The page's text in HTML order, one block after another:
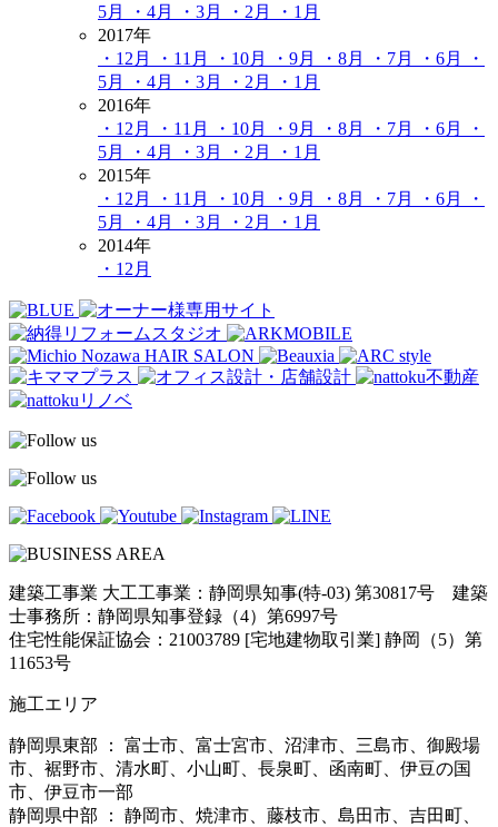
5月
・4月 ・3月 ・2月
・1月
2017年
・12月
・11月 ・10月 ・9月 ・8月 ・7月 ・6月
・
5月
・4月 ・3月 ・2月
・1月
2016年
・12月
・11月 ・10月 ・9月 ・8月 ・7月 ・6月
・
5月
・4月 ・3月 ・2月
・1月
2015年
・12月
・11月 ・10月 ・9月 ・8月 ・7月 ・6月
・
5月
・4月 ・3月 ・2月
・1月
2014年
・12月
建築工事業 大工工事業：静岡県知事(特-03) 第30817号 建築
士事務所：静岡県知事登録（4）第6997号
住宅性能保証協会：21003789 [宅地建物取引業] 静岡（5）第
11653号
施工エリア
静岡県東部 ： 富士市、富士宮市、沼津市、三島市、御殿場
市、裾野市、清水町、小山町、長泉町、函南町、伊豆の国
市、伊豆市一部
静岡県中部 ： 静岡市、焼津市、藤枝市、島田市、吉田町、